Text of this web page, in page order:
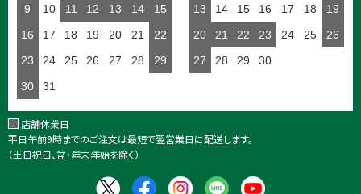
9
10 11 12 13 14
15
16
17 18 19 20 21
22
23
24 25 26 27 28
29
30
31
13
14 15 16 17 18
19
20
21 22 23 24 25
26
27
28 29 30
店舗休業日
平日午前9時までのご注文は最短で翌営業日に配送します。
（土日祝日、盆・年末年始を除く）